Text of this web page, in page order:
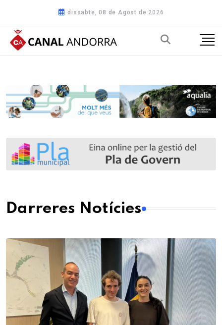
dissabte, 08 de Agost de 2026
Darreres Notícies